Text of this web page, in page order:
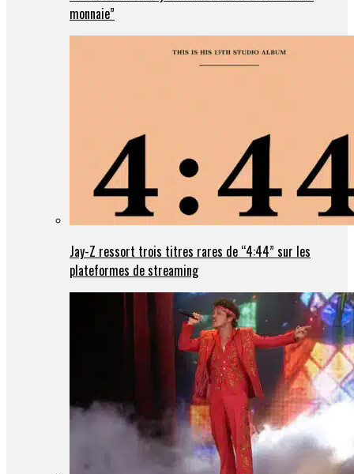
monnaie”
Jay-Z ressort trois titres rares de “4:44” sur les
plateformes de streaming